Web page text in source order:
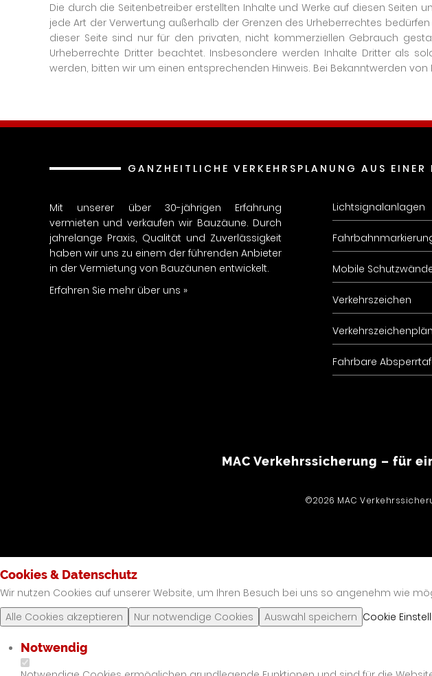
Die durch die Seitenbetreiber erstellten Inhalte und Werke auf diesen Seiten
jede Art der Verwertung außerhalb der Grenzen des Urheberrechtes
dieser Seite sind nur für den privaten, nicht kommerziellen Gebrauch
Urheberrechte Dritter beachtet. Insbesondere werden Inhalte Dritter als
werden, bitten wir um einen entsprechenden Hinweis. Bei Bekanntwerden
GANZHEITLICHE VERKEHRSPLANUNG AUS EINER
Mit unserer über 30-jährigen Erfahrung
vermieten und verkaufen wir Bauzäune. Durch
jahrelange Praxis, Qualität und Zuverlässigkeit
haben wir uns zu einem der führenden Anbieter
in der Vermietung von Bauzäunen entwickelt.
Erfahren Sie mehr über uns »
Lichtsignalanlagen
Mobile
Verkehrszeichen
Fahrbare
MAC Verkehrssicherung – für
©2026 MAC
Cookies & Datenschutz
Wir nutzen Cookies auf unserer Website, um Ihren Besuch bei uns so angenehm wie
Alle Cookies akzeptieren
Nur notwendige Cookies Auswahl speichern Cookie
Notwendig